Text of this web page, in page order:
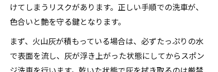
けてしまうリスクがあります。正しい手順での洗車が、
色合いと艶を守る鍵となります。
まず、火山灰が積もっている場合は、必ずたっぷりの水
で表面を流し、灰が浮き上がった状態にしてからスポン